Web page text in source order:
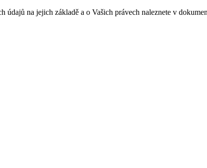
na jejich základě a o Vašich právech naleznete v